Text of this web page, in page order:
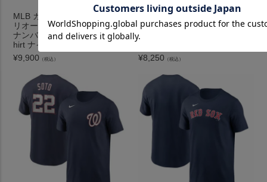
MLB ガナー・ヘンダーソン オ
リオールズ Tシャツ ネーム＆
ナンバー Name＆Number T-S
hirt ナイキ/Nike ブラック
¥9,900 （税込）
ヨエニス・セスペデス Tシャ
ツ tシャツ メンズ 半袖 MLB メ
ッツ マジェスティック/Majesti
¥8,250 （税込）